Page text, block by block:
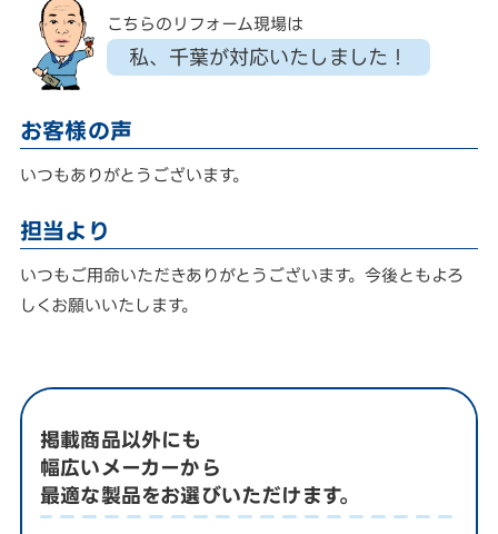
こちらのリフォーム現場は
私、千葉が対応いたしました！
お客様の声
いつもありがとうございます。
担当より
いつもご用命いただきありがとうございます。今後ともよろ
しくお願いいたします。
掲載商品以外にも
幅広いメーカーから
最適な製品をお選びいただけます。